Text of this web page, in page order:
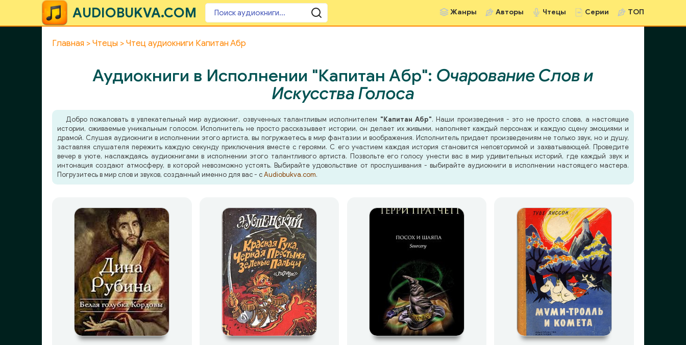
AUDIOBUKVA.COM Жанры Авторы Чтецы Серии ТОП
Главная Чтецы Чтец аудиокниги Капитан Абр
Аудиокниги в Исполнении "Капитан Абр": Очарование Слов и
Искусства Голоса
Добро пожаловать в увлекательный мир аудиокниг, озвученных талантливым исполнителем "Капитан Абр". Наши произведения - это не просто слова, а настоящие
истории, оживаемые уникальным голосом. Исполнитель не просто рассказывает истории, он делает их живыми, наполняет каждый персонаж и каждую сцену эмоциями и
драмой. Слушая аудиокниги в исполнении этого артиста, вы погружаетесь в мир фантазии и воображения. Исполнитель придает произведениям не только звук, но и душу,
заставляя слушателя пережить каждую секунду приключения вместе с героями. С его участием каждая история становится неповторимой и захватывающей. Проведите
вечер в уюте, наслаждаясь аудиокнигами в исполнении этого талантливого артиста. Позвольте его голосу унести вас в мир удивительных историй, где каждый звук и
интонация создают атмосферу, в которой невозможно устоять. Выбирайте удовольствие от прослушивания - выбирайте аудиокниги в исполнении настоящего мастера.
Погрузитесь в мир слов и звуков, созданный именно для вас - сAudiobukva.com.